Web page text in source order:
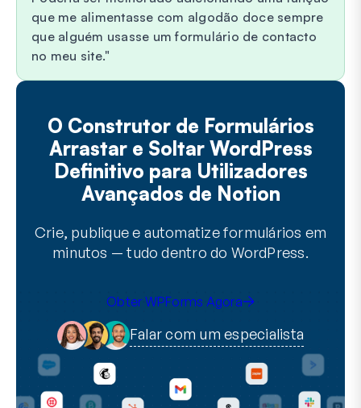
que me alimentasse com algodão doce sempre
que alguém usasse um formulário de contacto
no meu site.
O Construtor de Formulários
Arrastar e Soltar WordPress
Definitivo para Utilizadores
Avançados de Notion
Crie, publique e automatize formulários em
minutos — tudo dentro do WordPress.
Obter WPForms Agora
Falar com um especialista